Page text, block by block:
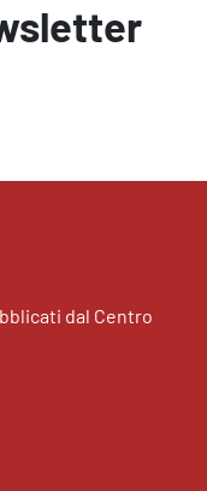
dal Centro